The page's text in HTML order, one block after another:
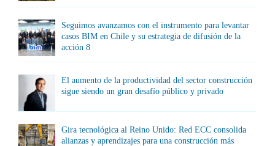
Seguimos avanzamos con el instrumento para levantar
casos BIM en Chile y su estrategia de difusión de la
acción 8
El aumento de la productividad del sector construcción
sigue siendo un gran desafío público y privado
Gira tecnológica al Reino Unido: Red ECC consolida
alianzas y aprendizajes para una construcción más